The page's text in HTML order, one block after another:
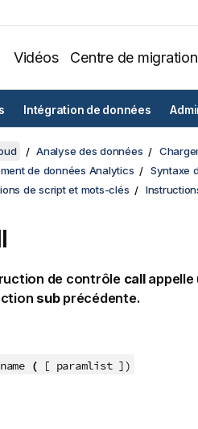
Vidéos Centre de migration
Intégration de données
Analyse des données
de données Analytics
Syntaxe
de script et mots-clés
de contrôle callappelle
subprécédente.
name ( [ paramlist ] )